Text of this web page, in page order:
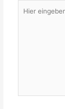
eingeben…